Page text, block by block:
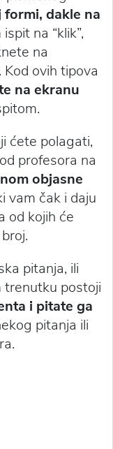
dakle na
na “klik”,
na
ovih tipova
na ekranu
ćete polagati,
profesora na
objasne
vam čak i daju
od kojih će
pitanja, ili
trenutku postoji
i pitate ga
pitanja ili